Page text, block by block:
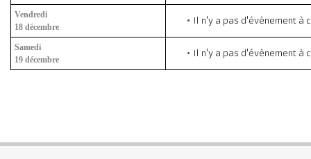
Vendredi
18 décembre
Il n'y a pas d'évènement à
Samedi
19 décembre
Il n'y a pas d'évènement à